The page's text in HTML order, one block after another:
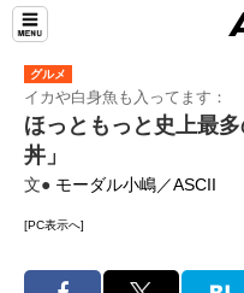
グルメ
イカや白身魚も入ってます：
ほっともっと史上最
丼」
文● モーダル小嶋／ASCII
[PC表示へ]